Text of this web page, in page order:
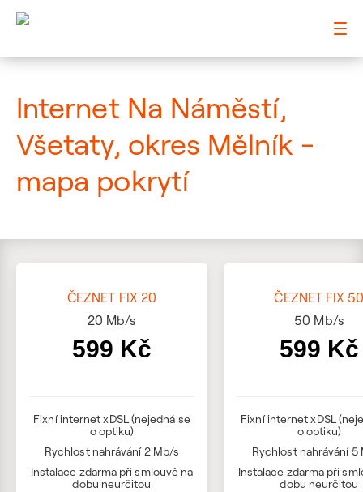
Internet Na Náměstí,
Všetaty, okres Mělník -
mapa pokrytí
ČEZNET FIX 20
20 Mb/s
599 Kč
Fixní internet xDSL (nejedná se
o optiku)
Rychlost nahrávání 2 Mb/s
Instalace zdarma při smlouvě na
dobu neurčitou
ČEZNET FIX
50 Mb/s
599 Kč
Fixní internet xDSL
o optiku)
Rychlost nahrávání 5
Instalace zdarma při
dobu neurčitou
: Mapa pokrytí ulice